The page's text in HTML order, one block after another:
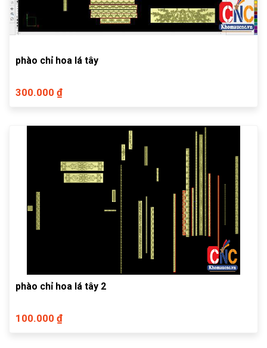
phào chỉ hoa lá tây
300.000 ₫
phào chỉ hoa lá tây 2
100.000 ₫